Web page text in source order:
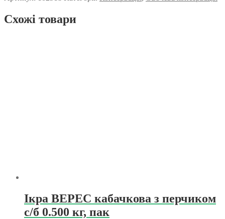
Схожі товари
Ікра ВЕРЕС кабачкова з перчиком
с/б 0.500 кг, пак